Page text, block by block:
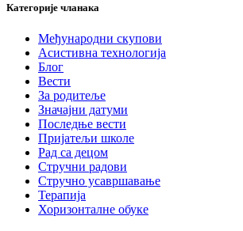
Категорије чланака
Међународни скупови
Асистивна технологија
Блог
Вести
За родитеље
Значајни датуми
Последње вести
Пријатељи школе
Рад са децом
Стручни радови
Стручно усавршавање
Терапија
Хоризонталне обуке